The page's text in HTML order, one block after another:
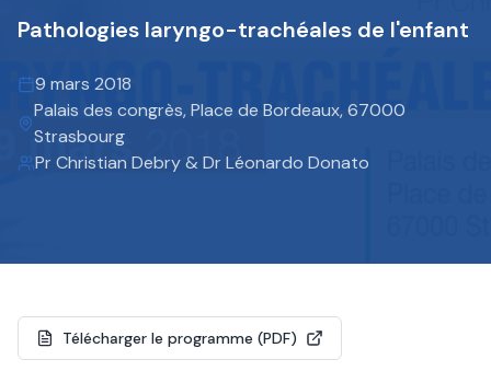
Pathologies laryngo-trachéales de l'enfant
9 mars 2018
Palais des congrès, Place de Bordeaux, 67000
Strasbourg
Pr Christian Debry & Dr Léonardo Donato
Télécharger le programme (PDF)